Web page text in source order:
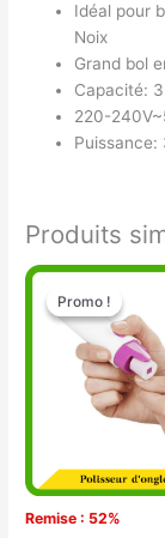
Idéal pour
Noix
Grand bol
Capacité:
220-
Produits
Promo !
Remise : 52%
Promo !
Le
prix
initial
était :
10.500